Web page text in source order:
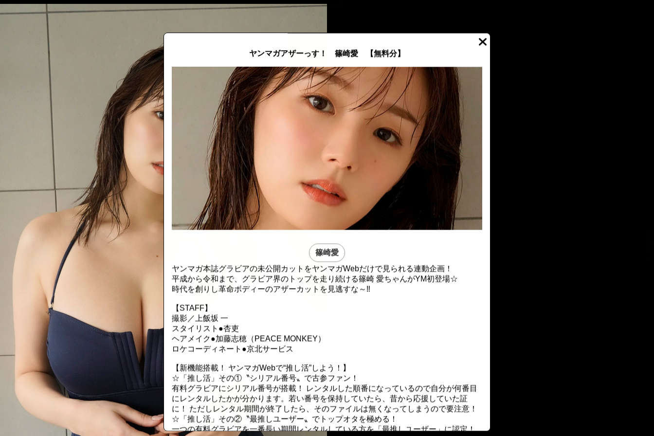
ヤンマガアザーっす！ 篠崎愛 【無料分】
篠崎愛
ヤンマガ本誌グラビアの未公開カットをヤンマガWebだけで見られる連動企画！
平成から令和まで、グラビア界のトップを走り続ける篠崎 愛ちゃんがYM初登場☆
時代を創りし革命ボディーのアザーカットを見逃すな～‼️
【STAFF】
撮影／上飯坂 一
スタイリスト●杏吏
ヘアメイク●加藤志穂（PEACE MONKEY）
ロケコーディネート●京北サービス
【新機能搭載！ ヤンマガWebで“推し活”しよう！】
☆「推し活」その①〝シリアル番号〟で古参ファン！
有料グラビアにシリアル番号が搭載！ レンタルした順番になっているので自分が何番目
にレンタルしたかが分かります。若い番号を保持していたら、昔から応援していた証
に！ ただしレンタル期間が終了したら、そのファイルは無くなってしまうので要注意！
☆「推し活」その②〝最推しユーザー〟でトップオタを極める！
一つの有料グラビアを一番長い期間レンタルしている方を「最推しユーザー」に認定！
::fzkqzrz.oi